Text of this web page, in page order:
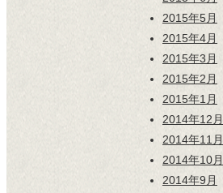
2015年5月
2015年4月
2015年3月
2015年2月
2015年1月
2014年12月
2014年11月
2014年10月
2014年9月